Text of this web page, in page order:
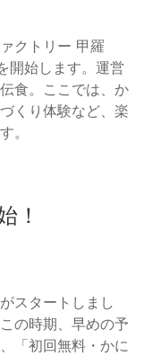
クトリー 甲羅
開始します。運営
食。ここでは、か
くり体験など、楽
。
！
スタートしまし
の時期、早めの予
「初回無料・かに